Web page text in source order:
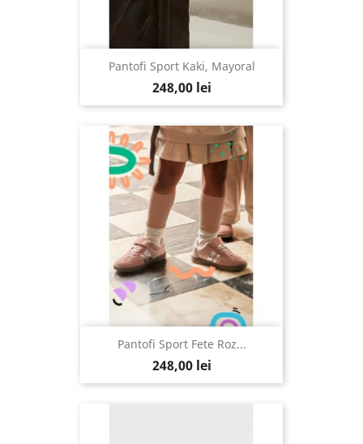
Pantofi Sport Kaki, Mayoral
248,00 lei
Pantofi Sport Fete Roz...
248,00 lei